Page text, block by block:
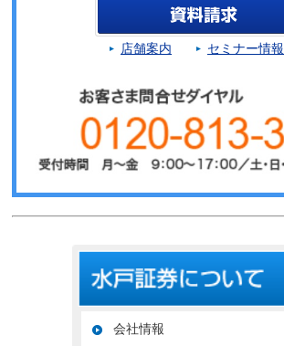
店舗案内 セミナー情報
会社情報